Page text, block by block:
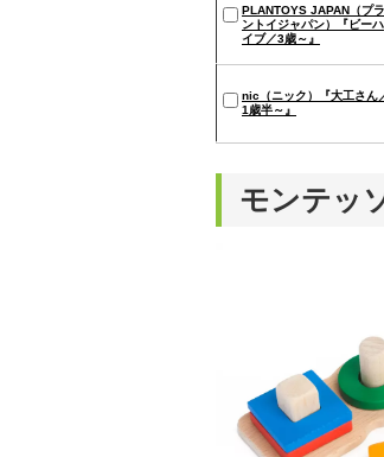
PLANTOYS JAPAN（プラ
ントイジャパン）『ビーハ
イブ／3歳～』
nic（ニック）『大工さん
1歳半～』
モンテッ